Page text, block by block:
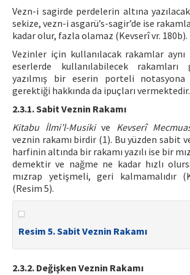
Vezn-i sagirde perdelerin altına
sekize, vezn-i asgarü’s-sagir’de ise
kadar olur, fazla olamaz (Kevserî vr. 180b).
Vezinler için kullanılacak rakamlar aynı
eserlerde kullanılabilecek rakamları
yazılmış bir eserin porteli notasyona
gerektiği hakkında da ipuçları vermektedir.
2.3.1. Sabit Veznin Rakamı
Kitabu İlmi’l-Musikive Kevserî
veznin rakamı birdir (1). Bu yüzden sabit
harfinin altında bir rakamı yazılı ise bir
demektir ve nağme ne kadar hızlı
mızrap yetişmeli, geri kalmamalıdır
(Resim 5).
Resim 5. Sabit Veznin Rakamı
2.3.2. Değişken Veznin Rakamı